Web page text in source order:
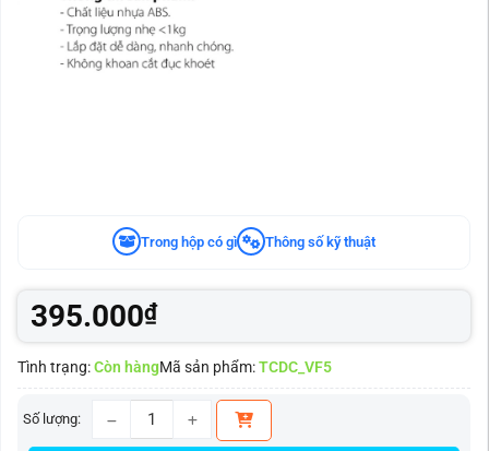
Trong hộp có gì Thông số kỹ thuật
395.000₫
Tình trạng:Còn hàngMã sản phẩm:TCDC_VF5
Số lượng:
Tấm che dây cáp VinFast VF5 B-Factory chính hãng